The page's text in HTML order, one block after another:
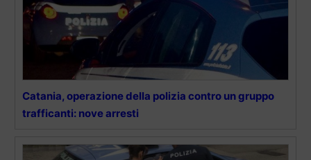
Catania, operazione della polizia contro un gruppo
trafficanti: nove arresti